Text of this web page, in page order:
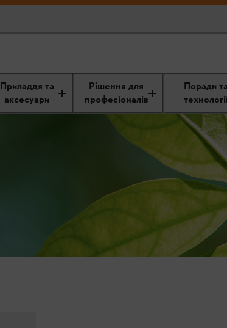
Приладдя та
аксесуари
Рішення для
професіоналів
Поради та